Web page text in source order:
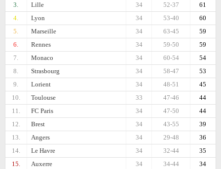
3.
Lille 61
52-37
34
4.
Lyon 60
53-40
34
5.
Marseille 59
63-45
34
6.
Rennes 59
59-50
34
7.
Monaco 54
60-54
34
8.
Strasbourg 53
58-47
34
9.
Lorient 45
48-51
34
10.
Toulouse 44
47-46
33
11.
FC Paris 44
47-50
34
12.
Brest 39
43-55
34
13.
Angers 36
29-48
34
14.
Le Havre 35
32-44
34
15.
Auxerre 34
34-44
34